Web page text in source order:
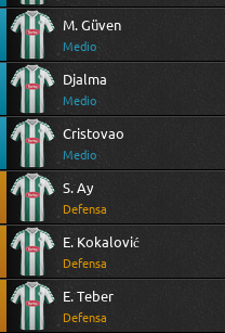
M. Güven
Medio
Djalma
Medio
Cristovao
Medio
S. Ay
Defensa
E. Kokalović
Defensa
E. Teber
Defensa